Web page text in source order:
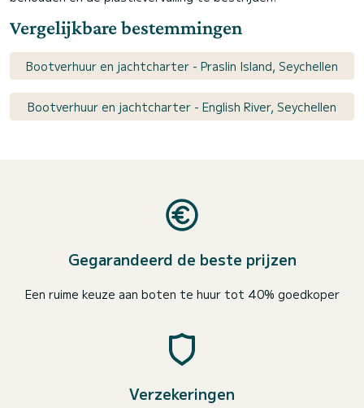
Vergelijkbare bestemmingen
Bootverhuur en jachtcharter - Praslin Island, Seychellen
Bootverhuur en jachtcharter - English River, Seychellen
Gegarandeerd de beste prijzen
Een ruime keuze aan boten te huur tot 40% goedkoper
Verzekeringen